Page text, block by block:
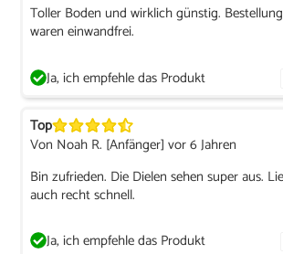
Toller Boden und wirklich günstig.
waren einwandfrei.
Ja, ich empfehle das Produkt
Top
Von Noah R. [Anfänger] vor 6 Jahren
Bin zufrieden. Die Dielen sehen super aus.
auch recht schnell.
Ja, ich empfehle das Produkt